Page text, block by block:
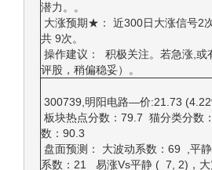
潜力。。
大涨预期★： 近300日大涨信号2
共 9次。
操作建议： 积极关注。若急涨,或
评股，稍偏稳妥）。
300739,明阳电路—价:21.73
板块热点分数：79.7 猫分类分数
数：90.3
盘面预测： 大波动系数：69 ,平
系数：21 易涨Vs平静 ( 7, 2)，大